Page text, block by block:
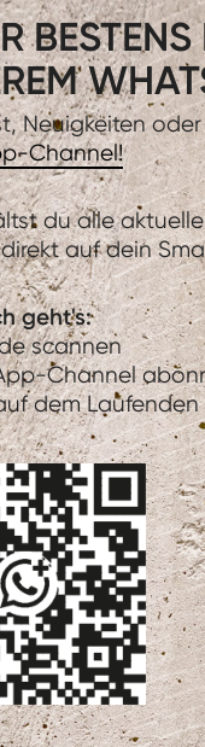
Neuigkeiten
Channel!
du alle
auf dein
geht's:
scannen
Channel
dem